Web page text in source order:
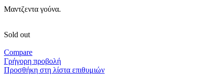
Μαντζεντα γούνα.
Sold out
Compare
Γρήγορη προβολή
Προσθήκη στη λίστα επιθυμιών